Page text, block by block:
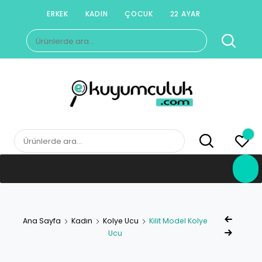
content
ERKEK KADIN ÇOCUK 22 AYAR
Ara:
E-KUYUMCULUK
Herkesin Kuyumcusu
Ara:
Ana Sayfa Kadın Kolye Ucu
Kilit Model Kolye
Ucu
Yazı
Next Product